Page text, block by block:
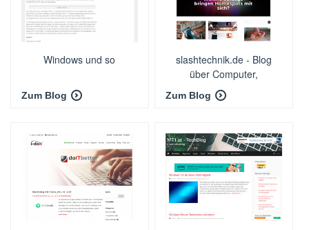
Windows und so
Zum Blog
slashtechnik.de - Blog
über Computer,
Smartphones, Technik
und Haushalt.
Zum Blog